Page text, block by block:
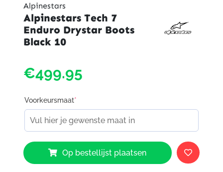
Alpinestars
Alpinestars Tech 7
Enduro Drystar Boots
Black 10
€499.95
Voorkeursmaat*
Alpinestars
Tech
Op bestellijst plaatsen